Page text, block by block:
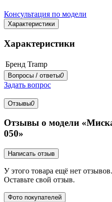
Консультация по модели
Характеристики
Характеристики
Бренд Tramp
Вопросы / ответы0
Задать вопрос
Отзывы0
Отзывы о модели
050»
Написать отзыв
У этого товара ещё нет
Оставьте свой отзыв.
Фото покупателей